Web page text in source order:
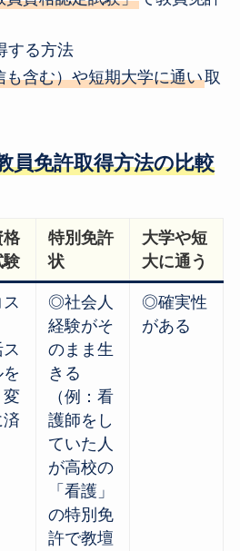
する方法
も含む）や短期大学に通い取
員免許取得方法の比較
格
験
特別免許
状
大学や短
大に通う
変
済
◎社会人
経験がそ
のまま生
きる
（例：看
護師をし
ていた人
が高校の
「看護」
の特別免
許で教壇
◎確実性
がある